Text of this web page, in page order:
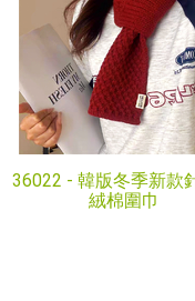
36022 - 韓版冬季新款
絨棉圍巾